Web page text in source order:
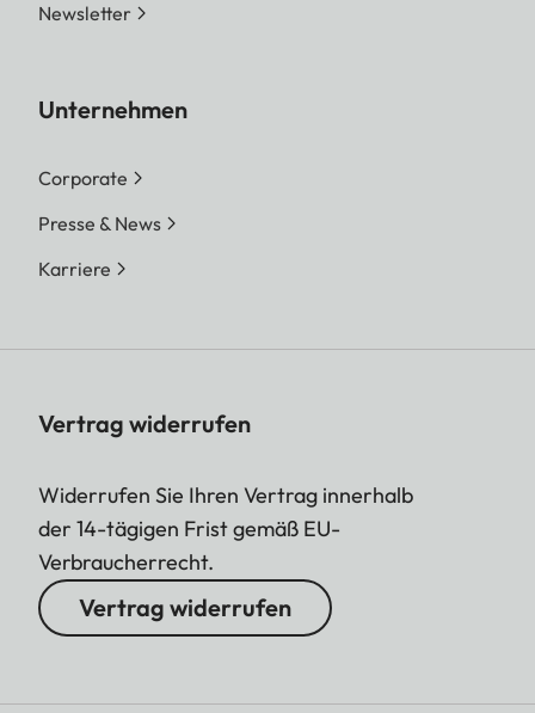
Newsletter
Unternehmen
Corporate
Presse & News
Karriere
Vertrag widerrufen
Widerrufen Sie Ihren Vertrag innerhalb
der 14-tägigen Frist gemäß EU-
Verbraucherrecht.
Vertrag widerrufen